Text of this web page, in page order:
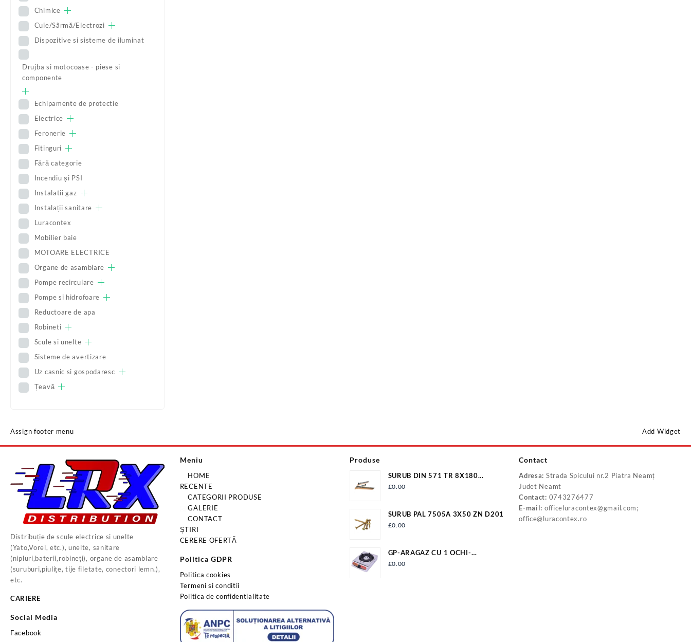
Chimice
Cuie/Sârmă/Electrozi
Dispozitive si sisteme de iluminat
Drujba si motocoase - piese si
componente
Echipamente de protectie
Electrice
Feronerie
Fitinguri
Fără categorie
Incendiu și PSI
Instalatii gaz
Instalații sanitare
Luracontex
Mobilier baie
MOTOARE ELECTRICE
Organe de asamblare
Pompe recirculare
Pompe si hidrofoare
Reductoare de apa
Robineti
Scule si unelte
Sisteme de avertizare
Uz casnic si gospodaresc
Țeavă
Assign footer menu Add Widget
Distribuție de scule electrice si unelte
(Yato,Vorel, etc.), unelte, sanitare
(nipluri,baterii,robineți), organe de asamblare
(suruburi,piulițe, tije filetate, conectori lemn.),
etc.
CARIERE
Social Media
Facebook
Meniu
HOME
RECENTE
CATEGORII PRODUSE
GALERIE
CONTACT
ȘTIRI
CERERE OFERTĂ
Politica GDPR
Politica cookies
Termeni si conditii
Politica de confidentialitate
Produse
SURUB DIN 571 TR 8X180
ZN/100 S571M8X180
£0.00
SURUB PAL 7505A 3X50 ZN D201
£0.00
GP-ARAGAZ CU 1 OCHI-
APRINDERE QUARTZ
£0.00
Contact
Adresa: Strada Spicului nr.2 Piatra Neamț
Judet Neamt
Contact: 0743276477
E-mail: officeluracontex@gmail.com;
office@luracontex.ro